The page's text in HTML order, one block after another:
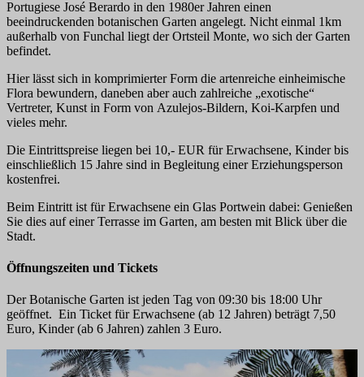
Portugiese José Berardo in den 1980er Jahren einen
beeindruckenden botanischen Garten angelegt. Nicht einmal 1km
außerhalb von Funchal liegt der Ortsteil Monte, wo sich der Garten
befindet.
Hier lässt sich in komprimierter Form die artenreiche einheimische
Flora bewundern, daneben aber auch zahlreiche „exotische“
Vertreter, Kunst in Form von Azulejos-Bildern, Koi-Karpfen und
vieles mehr.
Die Eintrittspreise liegen bei 10,- EUR für Erwachsene, Kinder bis
einschließlich 15 Jahre sind in Begleitung einer Erziehungsperson
kostenfrei.
Beim Eintritt ist für Erwachsene ein Glas Portwein dabei: Genießen
Sie dies auf einer Terrasse im Garten, am besten mit Blick über die
Stadt.
Öffnungszeiten und Tickets
Der Botanische Garten ist jeden Tag von 09:30 bis 18:00 Uhr
geöffnet. Ein Ticket für Erwachsene (ab 12 Jahren) beträgt 7,50
Euro, Kinder (ab 6 Jahren) zahlen 3 Euro.